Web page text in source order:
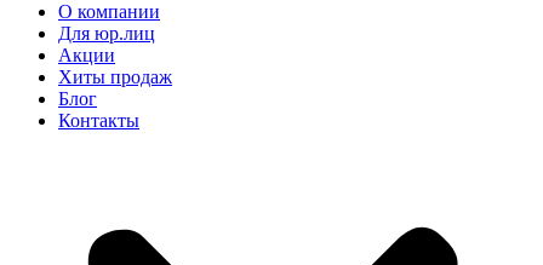
О компании
Для юр.лиц
Акции
Хиты продаж
Блог
Контакты